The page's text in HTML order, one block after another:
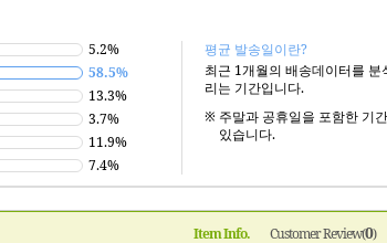
5.2%
58.5%
13.3%
3.7%
11.9%
7.4%
평균 발송일이란?
최근 1개월의 배송데이터를
리는 기간입니다.
※ 주말과 공휴일을 포함한 기
있습니다.
Item Info. Customer Review(0)